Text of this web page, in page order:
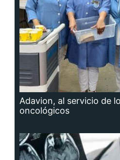
Adavion, al servicio de
oncológicos